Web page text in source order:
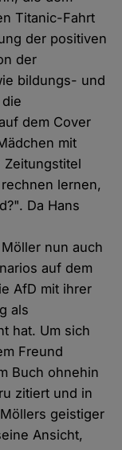
Titanic-Fahrt
der positiven
der
bildungs- und
dem Cover
mit
Zeitungstitel
lernen,
Da Hans
nun auch
auf dem
AfD mit ihrer
als
hat. Um sich
Freund
Buch ohnehin
zitiert und in
geistiger
Ansicht,